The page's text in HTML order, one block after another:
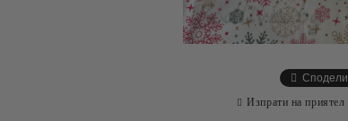
Сподели
Изпрати на приятел